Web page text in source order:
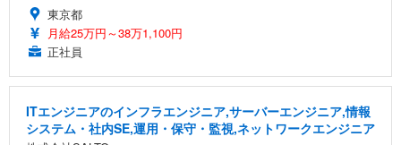
SIHOO B100 オフィスチェア／デスクチェア メッシ
ュチェア 人間工学 疲れない ブラック
Sezlife オフィスチェア デスクチェア 疲れない テレ
ワーク チェア 強化バックレスト 30度ロッキング機
EV2740X-WT | 27.0型4K UHD・USB Type-C・ホワ
￥109,572
【純正品】27"ゲーミングモニター DualSense 充電
Amazonベーシック ペットシーツ 厚型 ワイド 42枚
x2袋(84枚) ホワイト(吸収面:ライトブルー)
ネオ・ルーライフ ネオ・オムツ L 中型犬用 26枚入
東京都
月給25万円～38万1,100円
正社員
ITエンジニアのインフラエンジニア,サーバーエンジニア,情報
システム・社内SE,運用・保守・監視,ネットワークエンジニア